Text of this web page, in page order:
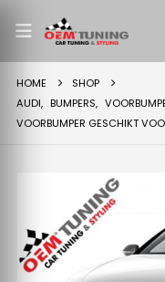
HOME
SHOP
AUDI, BUMPERS,
VOORBUMPER GESCHIKT